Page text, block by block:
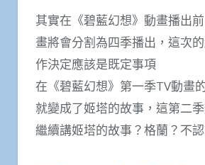
其實在《碧藍幻想》動畫播出
畫將會分割為四季播出，這次
作決定應該是既定事項
在《碧藍幻想》第一季TV動畫
就變成了姬塔的故事，這第二
繼續講姬塔的故事？格蘭？不